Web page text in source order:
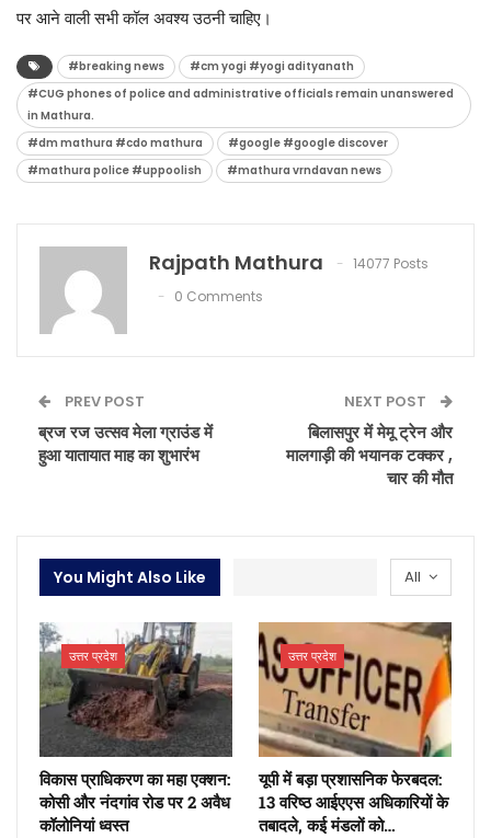
पर आने वाली सभी कॉल अवश्य उठनी चाहिए।
#breaking news
#cm yogi #yogi adityanath
#CUG phones of police and administrative officials remain unanswered
in Mathura.
#dm mathura #cdo mathura
#google #google discover
#mathura police #uppoolish
#mathura vrndavan news
Rajpath Mathura
14077 Posts
0 Comments
PREV POST
ब्रज रज उत्सव मेला ग्राउंड में
हुआ यातायात माह का शुभारंभ
NEXT POST
बिलासपुर में मेमू ट्रेन और
मालगाड़ी की भयानक टक्कर ,
चार की मौत
All
You Might Also Like
उत्तर प्रदेश
​विकास प्राधिकरण का महा एक्शन:
कोसी और नंदगांव रोड पर 2 अवैध
कॉलोनियां ध्वस्त
उत्तर प्रदेश
यूपी में बड़ा प्रशासनिक फेरबदल:
13 वरिष्ठ आईएएस अधिकारियों के
तबादले, कई मंडलों को…